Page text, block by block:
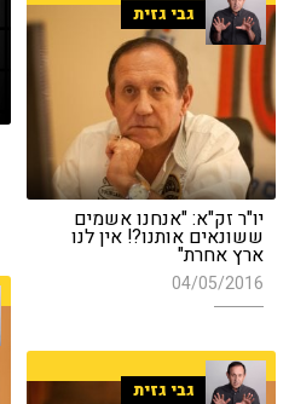
גבי גזית
יו"ר זק"א: "אנחנו אשמים
ששונאים אותנו?! אין לנו
ארץ אחרת"
04/05/2016
גבי גזית